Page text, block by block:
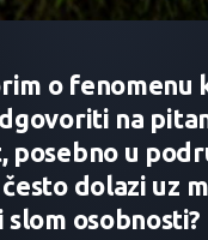
o fenomenu
na
posebno u
dolazi uz
osobnosti?